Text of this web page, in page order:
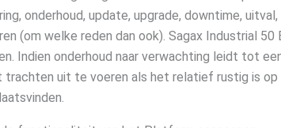
onderhoud, update, upgrade, downtime,
(om welke reden dan ook). Sagax Industrial 50
Indien onderhoud naar verwachting leidt tot
trachten uit te voeren als het relatief rustig is